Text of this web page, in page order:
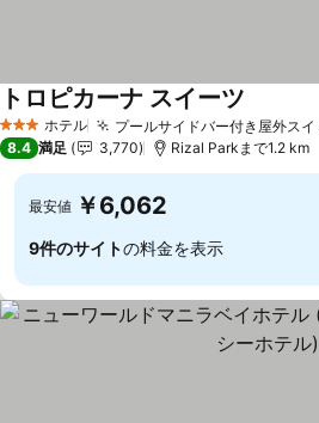
3 ホテルのランク
ホテル プールサイドバー付き屋外ス
トロピカーナ スイーツ
8.4 満足 3,770 Rizal Parkまで1.2 km
最安値 ￥6,062
9件のサイトの料金を表示